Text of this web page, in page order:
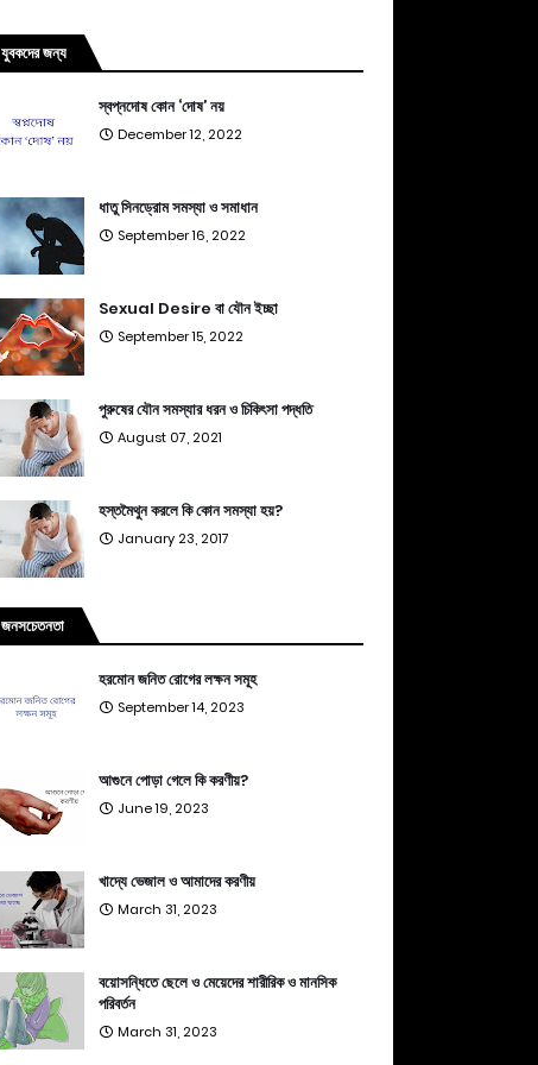
যুবকদের জন্য
স্বপ্নদোষ কোন ‘দোষ’ নয়
December 12, 2022
ধাতু সিনড্রোম সমস্যা ও সমাধান
September 16, 2022
Sexual Desire বা যৌন ইচ্ছা
September 15, 2022
পুরুষের যৌন সমস্যার ধরন ও চিকিৎসা পদ্ধতি
August 07, 2021
হস্তমৈথুন করলে কি কোন সমস্যা হয়?
January 23, 2017
জনসচেতনতা
হরমোন জনিত রোগের লক্ষন সমূহ
September 14, 2023
আগুনে পোড়া গেলে কি করণীয়?
June 19, 2023
খাদ্যে ভেজাল ও আমাদের করণীয়
March 31, 2023
বয়োসন্ধিতে ছেলে ও মেয়েদের শারীরিক ও মানসিক
পরিবর্তন
March 31, 2023